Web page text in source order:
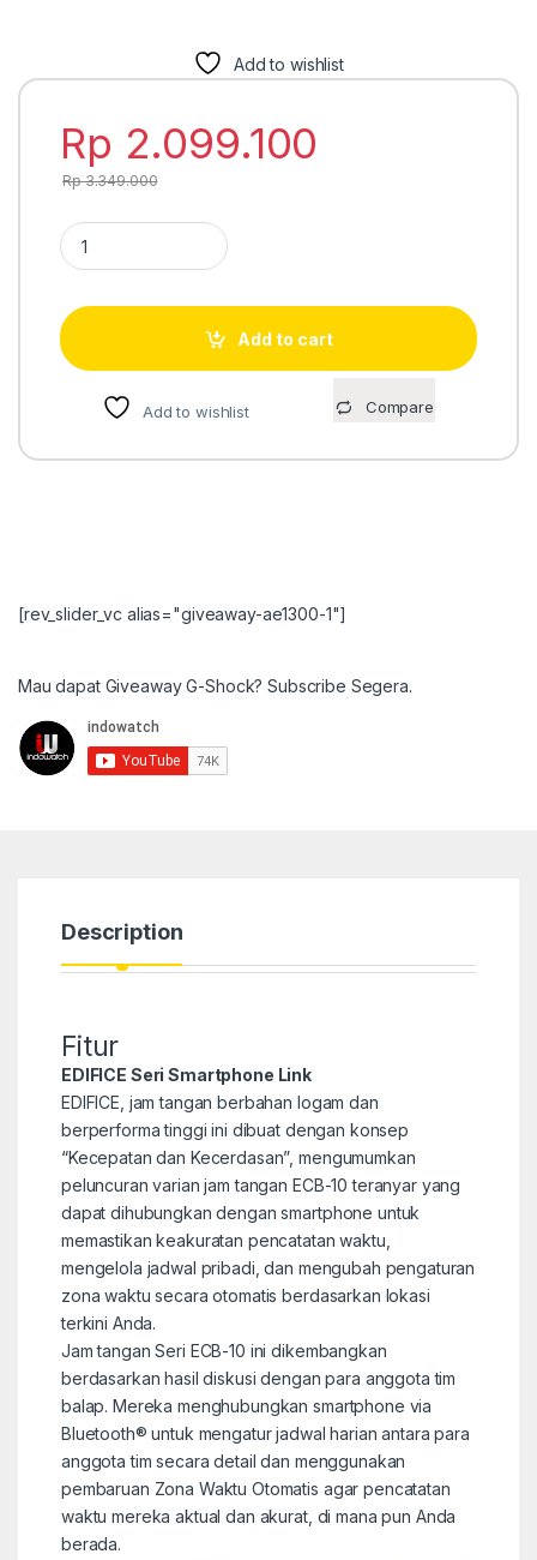
Add to wishlist
Rp 2.099.100
Rp3.349.000
Casio Edifice ECB-10DB-1A BLUETOOTH / MOBILE LINK
Add to cart
Add to wishlist Compare
[rev_slider_vc alias="giveaway-ae1300-1"]
Mau dapat Giveaway G-Shock? Subscribe Segera.
Description
Fitur
EDIFICE Seri Smartphone Link
EDIFICE, jam tangan berbahan logam dan
berperforma tinggi ini dibuat dengan konsep
“Kecepatan dan Kecerdasan”, mengumumkan
peluncuran varian jam tangan ECB-10 teranyar yang
dapat dihubungkan dengan smartphone untuk
memastikan keakuratan pencatatan waktu,
mengelola jadwal pribadi, dan mengubah pengaturan
zona waktu secara otomatis berdasarkan lokasi
terkini Anda.
Jam tangan Seri ECB-10 ini dikembangkan
berdasarkan hasil diskusi dengan para anggota tim
balap. Mereka menghubungkan smartphone via
Bluetooth® untuk mengatur jadwal harian antara para
anggota tim secara detail dan menggunakan
pembaruan Zona Waktu Otomatis agar pencatatan
waktu mereka aktual dan akurat, di mana pun Anda
berada.